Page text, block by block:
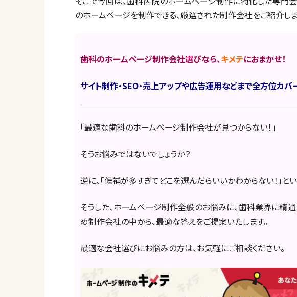
のホームページを制作できる、厳選された制作会社をご紹介しま
歯科のホームページ制作会社選びなら、キメテにおまかせ！
サイト制作・SEO・売上アップや広告運用などまで全方位カバ
「最適な歯科のホームページ制作会社が見つからない！」
そうお悩みではないでしょうか？
逆に、「候補が多すぎてどこを選んだらいいかわからない！」とい
そうした、ホームページ制作全般のお悩みに、歯科業界に精
め制作会社の中から、最適な答えをご提案いたします。
最適な会社選びにお悩みの方は、お気軽にご相談ください。